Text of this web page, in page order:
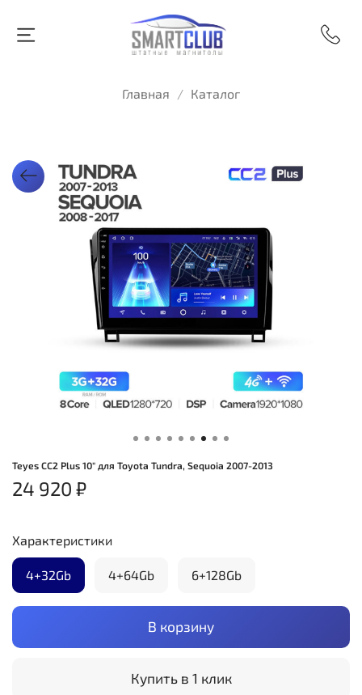
Главная Каталог
Teyes CC2 Plus 10" для Toyota Tundra, Sequoia 2007-2013
24 920 ₽
В корзину
Купить в 1 клик
Характеристики
4+32Gb 4+64Gb 6+128Gb